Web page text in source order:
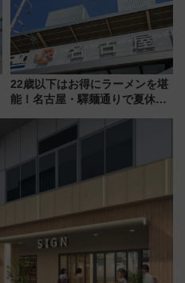
22歳以下はお得にラーメンを堪
能！名古屋・驛麺通りで夏休み
よりスタート